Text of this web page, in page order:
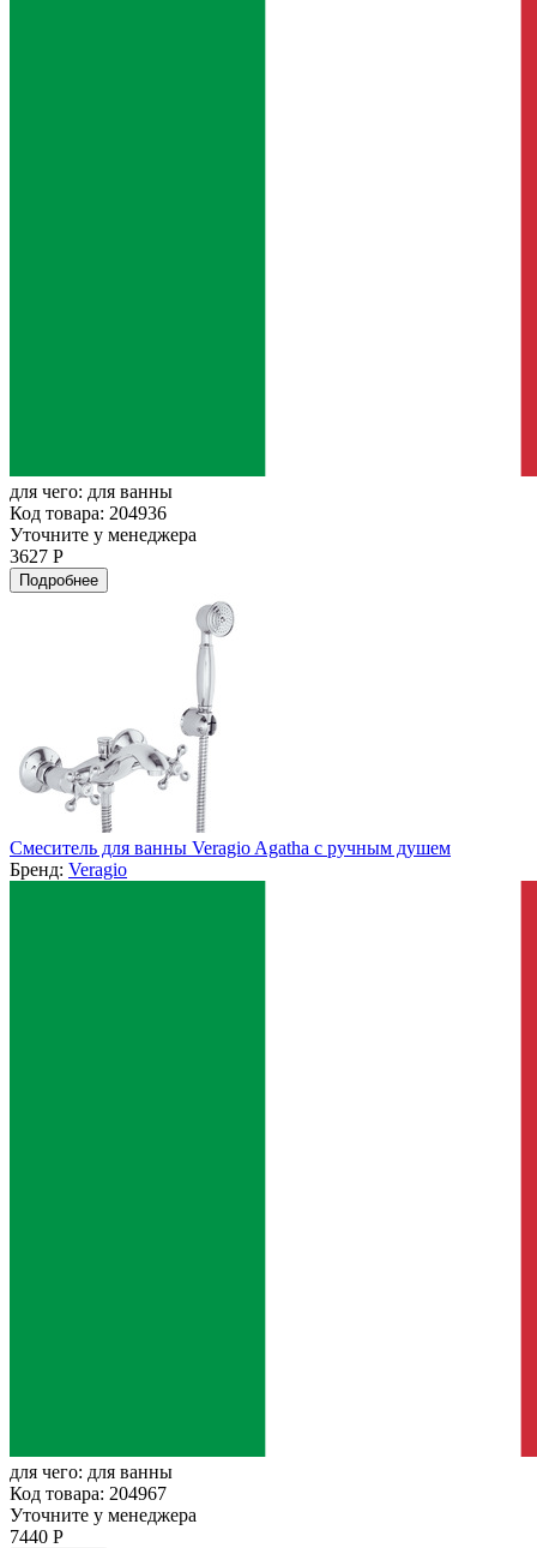
для чего: для ванны
Код товара: 204936
Уточните у менеджера
3627 Р
Подробнее
Смеситель для ванны Veragio Agatha с ручным душем
Бренд: Veragio
для чего: для ванны
Код товара: 204967
Уточните у менеджера
7440 Р